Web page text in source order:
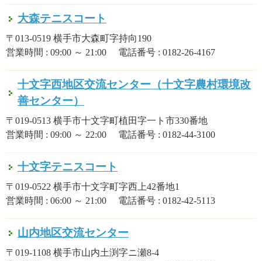
大森テニスコート
〒013-0519 横手市大森町字持向190
営業時間 : 09:00 ～ 21:00 電話番号 : 0182-26-4167
十文字西地区交流センター（十文字農村環境改
善センター）
〒019-0513 横手市十文字町植田字一ト市330番地
営業時間 : 09:00 ～ 22:00 電話番号 : 0182-44-3100
十文字テニスコート
〒019-0522 横手市十文字町字西上42番地1
営業時間 : 06:00 ～ 21:00 電話番号 : 0182-42-5113
山内地区交流センター
〒019-1108 横手市山内土渕字ニ瀬8-4